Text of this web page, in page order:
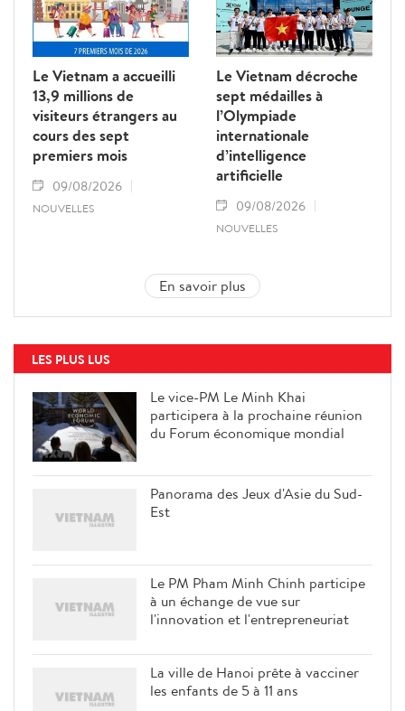
Le Vietnam a accueilli
13,9 millions de
visiteurs étrangers au
cours des sept
premiers mois
09/08/2026
NOUVELLES
Le Vietnam décroche
sept médailles à
l’Olympiade
internationale
d’intelligence
artificielle
09/08/2026
NOUVELLES
En savoir plus
LES PLUS LUS
Le vice-PM Le Minh Khai
participera à la prochaine réunion
du Forum économique mondial
Panorama des Jeux d'Asie du Sud-
Est
Le PM Pham Minh Chinh participe
à un échange de vue sur
l'innovation et l'entrepreneuriat
La ville de Hanoi prête à vacciner
les enfants de 5 à 11 ans